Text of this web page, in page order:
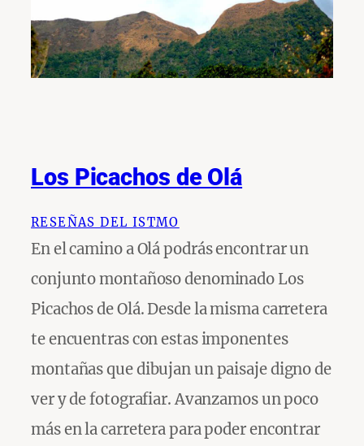
Los Picachos de Olá
RESEÑAS DEL ISTMO
En el camino a Olá podrás encontrar un
conjunto montañoso denominado Los
Picachos de Olá. Desde la misma carretera
te encuentras con estas imponentes
montañas que dibujan un paisaje digno de
ver y de fotografiar. Avanzamos un poco
más en la carretera para poder encontrar